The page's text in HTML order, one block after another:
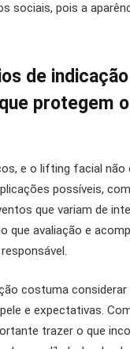
sociais, pois a
de
protegem o
e o lifting facial não
possíveis,
que variam de
que avaliação e
costuma considerar
e expectativas.
trazer o que